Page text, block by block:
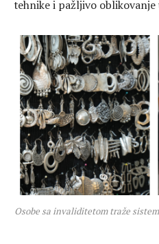
tehnike i pažljivo
Osobe sa invaliditetom traže